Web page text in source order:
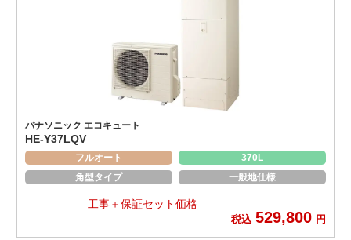
パナソニック エコキュート
HE-Y37LQV
フルオート
370L
角型タイプ
一般地仕様
工事＋保証セット価格
税込 529,800 円